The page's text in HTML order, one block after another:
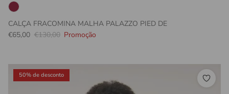
CALÇA FRACOMINA MALHA PALAZZO PIED DE
Preço promocional
€65,00 Preço normal
€130,00 Promoção
50% de desconto